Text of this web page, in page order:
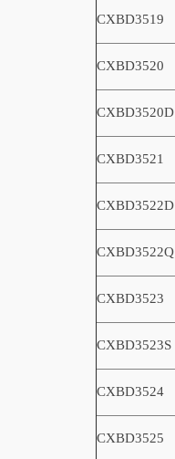
CXBD3519
CXBD3520
CXBD3520D
CXBD3521
CXBD3522D
CXBD3522Q
CXBD3523
CXBD3523S
CXBD3524
CXBD3525